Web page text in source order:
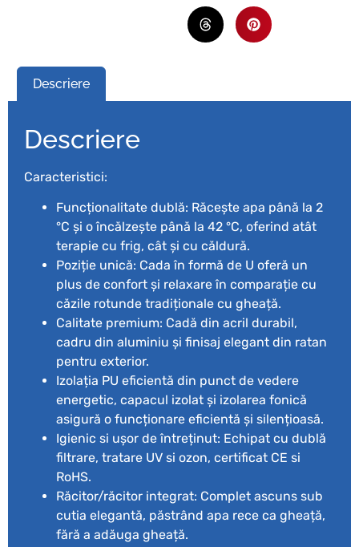
Descriere
Descriere
Caracteristici:
Funcționalitate dublă: Răcește apa până la 2
°C și o încălzește până la 42 °C, oferind atât
terapie cu frig, cât și cu căldură.
Poziție unică: Cada în formă de U oferă un
plus de confort și relaxare în comparație cu
căzile rotunde tradiționale cu gheață.
Calitate premium: Cadă din acril durabil,
cadru din aluminiu și finisaj elegant din ratan
pentru exterior.
Izolația PU eficientă din punct de vedere
energetic, capacul izolat și izolarea fonică
asigură o funcționare eficientă și silențioasă.
Igienic si ușor de întreținut: Echipat cu dublă
filtrare, tratare UV si ozon, certificat CE si
RoHS.
Răcitor/răcitor integrat: Complet ascuns sub
cutia elegantă, păstrând apa rece ca gheață,
fără a adăuga gheață.